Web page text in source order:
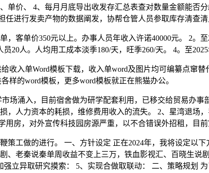
单价、 4、每月月底导出收发存汇总表查对数量金额能
任进行发卖产物的数据阐发，协帮仓管人员参取库存清查
客单价350元以上。办事人员年收入许诺40000元。 2。至
20人。人均用工成本淡季180/天，旺季260/天。 4。至
入单Word模板下载，收入单word及图片均可编纂点窜
样的word模板，更多word模板就正在熊猫办公。
涌入，目前宿舍做为研学配套利用，已移交给贸易办事
，人力资本的耗损，维修费用收入的流失。 2、星湾退
用房，对外宣传科技园房源严重，以不合错误外招租，目
工做的进行。 一、方针设定 正在2024年，我将设定以
、老秦说秦单周收益不变上三万，铁血影视汇、百晓生
立异取研究摸索： 5、实现合做取联动： 二、策略规划